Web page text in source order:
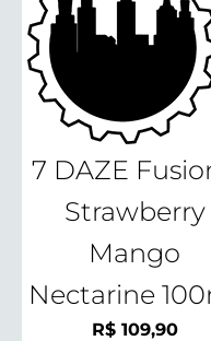
7 DAZE
Strawberry
Mango
Nectarine
R$109,90